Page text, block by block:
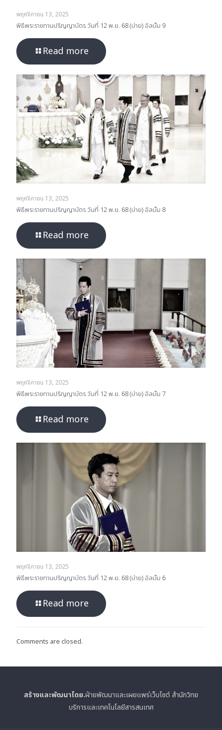
พฤศจิกายน 13, 2025
พิธีพระราชทานปริญญาบัตร วันที่ 12 พ.ย. 68 (บ่าย) อัลบั้ม 9
Read more
พฤศจิกายน 13, 2025
พิธีพระราชทานปริญญาบัตร วันที่ 12 พ.ย. 68 (บ่าย) อัลบั้ม 8
Read more
พฤศจิกายน 13, 2025
พิธีพระราชทานปริญญาบัตร วันที่ 12 พ.ย. 68 (บ่าย) อัลบั้ม 7
Read more
พฤศจิกายน 13, 2025
พิธีพระราชทานปริญญาบัตร วันที่ 12 พ.ย. 68 (บ่าย) อัลบั้ม 6
Read more
Comments are closed.
สร้างและพัฒนาโดย.ฝ่ายพัฒนาและเผยแพร่เว็บไซต์ สำนักวิทย
บริการและเทคโนโลยีสารสนเทศ